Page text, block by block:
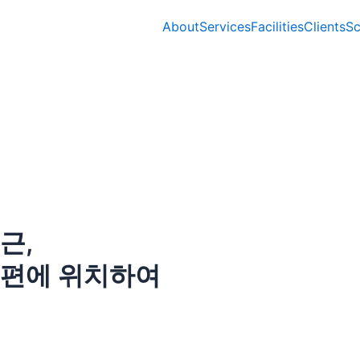
AboutServicesFacilitiesClients
,
에 위치하여